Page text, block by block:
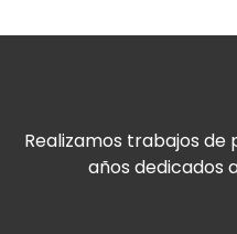
Realizamos trabajos de
años dedicados